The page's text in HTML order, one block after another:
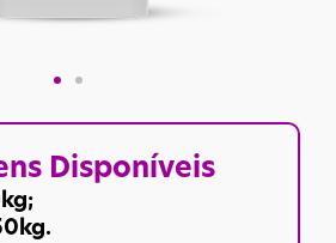
Disponíveis